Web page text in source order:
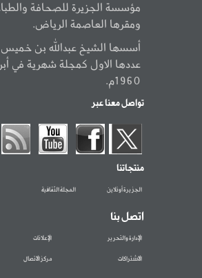
مؤسسة الجزيرة للصحافة
ومقرها العاصمة الرياض.
أسسها الشيخ عبدالله بن
عددها الاول كمجلة شهرية في
1960م.
تواصل معنا عبر
منتجاتنا
الجزيرة أونلاين المجلة الثقافية
اتصل بنا
الإدارة والتحرير الإعلانات
الاشتراكات مركز الاتصال